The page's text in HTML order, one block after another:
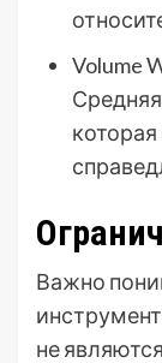
Volume
Важно
не